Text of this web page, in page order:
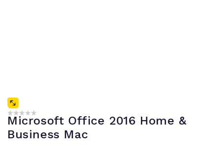
Microsoft Office 2016 Home &
Business Mac